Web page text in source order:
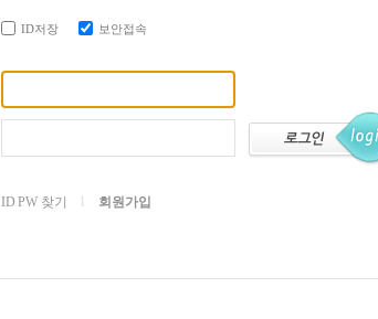
ID저장 보안접속
ID PW 찾기 회원가입